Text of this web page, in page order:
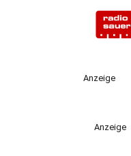
Anzeige
Anzeige